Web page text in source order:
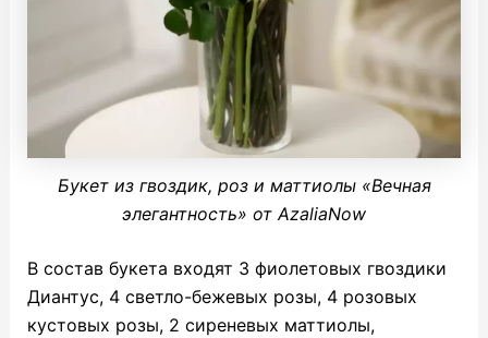
Букет из гвоздик, роз и маттиолы «Вечная
элегантность» от AzaliaNow
В состав букета входят 3 фиолетовых гвоздики
Диантус, 4 светло-бежевых розы, 4 розовых
кустовых розы, 2 сиреневых маттиолы,